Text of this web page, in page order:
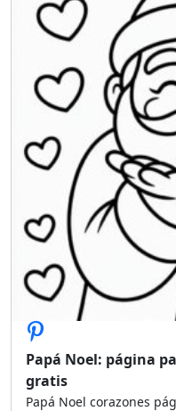
Papá Noel: página
gratis
Papá Noel corazones